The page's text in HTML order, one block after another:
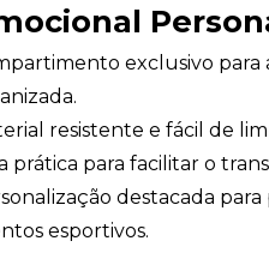
exclusivo para
resistente e fácil de
prática para facilitar o
destacada
esportivos.